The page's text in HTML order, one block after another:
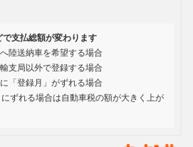
で支払総額が変わります
陸送納車を希望する場合
支局以外で登録する場合
「登録月」がずれる場合
にずれる場合は自動車税の額が大きく上が